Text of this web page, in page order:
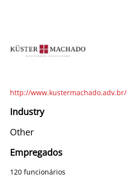
http://www.kustermachado.adv.br/
Industry
Other
Empregados
120 funcionários